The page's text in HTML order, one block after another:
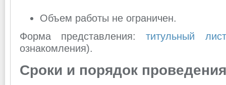
Объем работы не ограничен.
Форма представления:титульный лист
ознакомления).
Сроки и порядок